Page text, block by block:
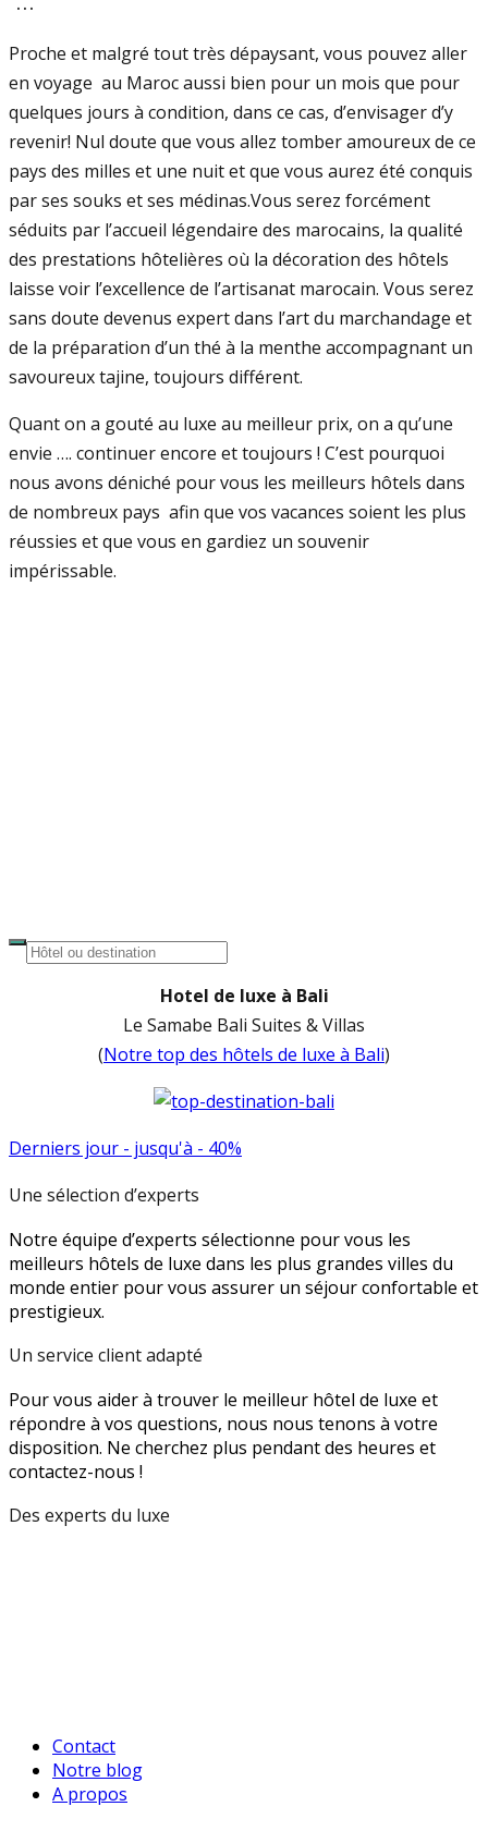
Proche et malgré tout très dépaysant, vous pouvez aller
en voyage au Maroc aussi bien pour un mois que pour
quelques jours à condition, dans ce cas, d’envisager d’y
revenir! Nul doute que vous allez tomber amoureux de ce
pays des milles et une nuit et que vous aurez été conquis
par ses souks et ses médinas.Vous serez forcément
séduits par l’accueil légendaire des marocains, la qualité
des prestations hôtelières où la décoration des hôtels
laisse voir l’excellence de l’artisanat marocain. Vous serez
sans doute devenus expert dans l’art du marchandage et
de la préparation d’un thé à la menthe accompagnant un
savoureux tajine, toujours différent.
Quant on a gouté au luxe au meilleur prix, on a qu’une
envie …. continuer encore et toujours ! C’est pourquoi
nous avons déniché pour vous les meilleurs hôtels dans
de nombreux pays afin que vos vacances soient les plus
réussies et que vous en gardiez un souvenir
impérissable.
Hotel de luxe à Bali
Le Samabe Bali Suites & Villas
(Notre top des hôtels de luxe à Bali)
Derniers jour - jusqu'à - 40%
Une sélection d’experts
Notre équipe d’experts sélectionne pour vous les
meilleurs hôtels de luxe dans les plus grandes villes du
monde entier pour vous assurer un séjour confortable et
prestigieux.
Un service client adapté
Pour vous aider à trouver le meilleur hôtel de luxe et
répondre à vos questions, nous nous tenons à votre
disposition. Ne cherchez plus pendant des heures et
contactez-nous !
Des experts du luxe
Contact
Notre blog
A propos